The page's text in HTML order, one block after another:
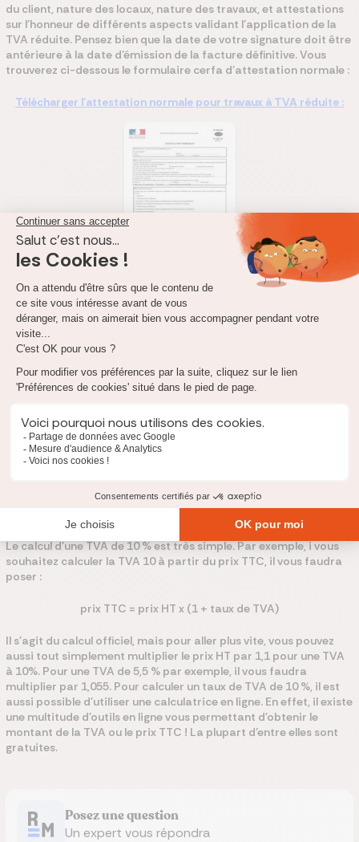
du client, nature des locaux, nature des travaux, et attestations
sur l'honneur de différents aspects validant l'application de la
TVA réduite. Pensez bien que la date de votre signature doit être
antérieure à la date d'émission de la facture définitive. Vous
trouverez ci-dessous le formulaire cerfa d'attestation normale :
Télécharger l'attestation normale pour travaux à TVA réduite :
Veillez à conserver les factures et notes émises par votre
entrepreneur jusqu'à la fin de la 5e année suivant les travaux.
Ces documents permettent de justifier de l'application du
taux de TVA réduit.
Comment calculer la TVA 10 % ?
Le taux de TVA de 10 % est aussi appelé taux intermédiaire.
peut vous permettre de mieux vous rendre compte du coût HT
Le calcul d'une TVA de 10 % est très simple. Par exemple, i vous
souhaitez calculer la TVA 10 à partir du prix TTC, il vous faudra
poser :
prix TTC = prix HT x (1 + taux de TVA)
Il s'agit du calcul officiel, mais pour aller plus vite, vous pouvez
aussi tout simplement multiplier le prix HT par 1,1 pour une TVA
à 10%. Pour une TVA de 5,5 % par exemple, il vous faudra
multiplier par 1,055. Pour calculer un taux de TVA de 10 %, il est
aussi possible d'utiliser une calculatrice en ligne. En effet, il existe
une multitude d'outils en ligne vous permettant d'obtenir le
montant de la TVA ou le prix TTC ! La plupart d'entre elles sont
gratuites.
Posez une question
Un expert vous répondra